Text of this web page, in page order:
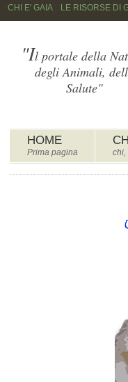
CHI E' GAIA:: LE RISORSE DI
HOME
Prima pagina chi,
"Il portale della
degli Animali,
Salute"